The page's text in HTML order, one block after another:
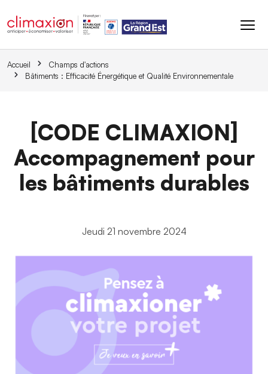
Accueil
Champs d'actions
Bâtiments : Efficacité Énergétique et Qualité Environnementale
[CODE CLIMAXION]
Accompagnement pour
les bâtiments durables
Jeudi 21 novembre 2024